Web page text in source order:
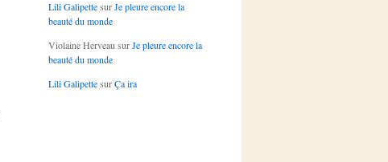
Lili GalipettesurJe pleure encore la
beauté du monde
Violaine Herveau surJe pleure encore la
beauté du monde
Lili GalipettesurÇa ira